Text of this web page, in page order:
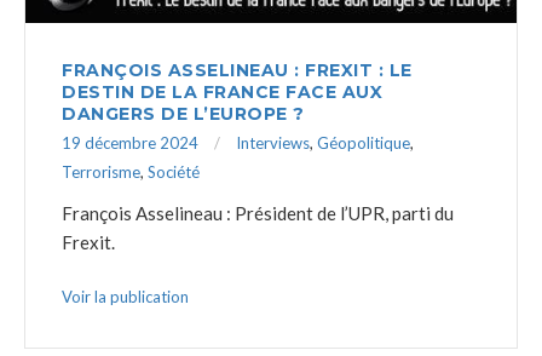
FRANÇOIS ASSELINEAU : FREXIT : LE
DESTIN DE LA FRANCE FACE AUX
DANGERS DE L’EUROPE ?
19 décembre 2024 Interviews, Géopolitique,
Terrorisme, Société
François Asselineau : Président de l’UPR, parti du
Frexit.
Voir la publication